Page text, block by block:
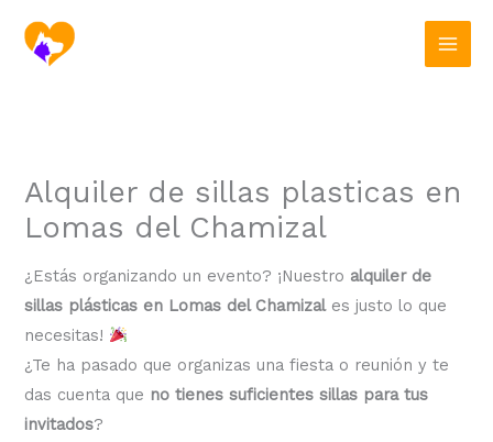
contenido
Alquiler de sillas plasticas en
Lomas del Chamizal
¿Estás organizando un evento? ¡Nuestro alquiler de
sillas plásticas en Lomas del Chamizales justo lo que
necesitas!
¿Te ha pasado que organizas una fiesta o reunión y te
das cuenta que no tienes suficientes sillas para tus
invitados?